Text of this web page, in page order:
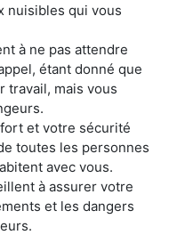
nuisibles qui vous
à ne pas attendre
étant donné que
travail, mais vous
et votre sécurité
toutes les personnes
avec vous.
à assurer votre
et les dangers